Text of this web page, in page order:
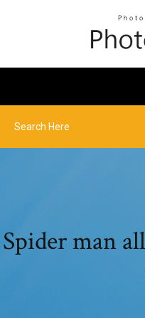
Spider man